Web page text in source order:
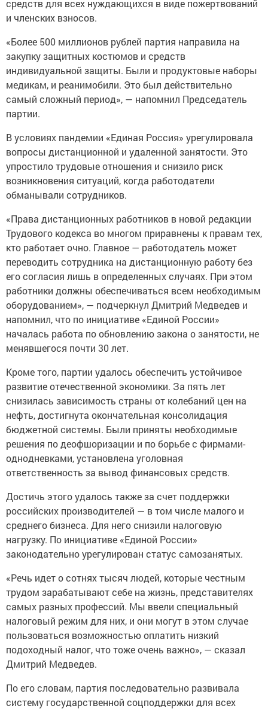
средств для всех нуждающихся в виде пожертвований
и членских взносов.
«Более 500 миллионов рублей партия направила на
закупку защитных костюмов и средств
индивидуальной защиты. Были и продуктовые наборы
медикам, и реанимобили. Это был действительно
самый сложный период», — напомнил Председатель
партии.
В условиях пандемии «Единая Россия» урегулировала
вопросы дистанционной и удаленной занятости. Это
упростило трудовые отношения и снизило риск
возникновения ситуаций, когда работодатели
обманывали сотрудников.
«Права дистанционных работников в новой редакции
Трудового кодекса во многом приравнены к правам тех,
кто работает очно. Главное — работодатель может
переводить сотрудника на дистанционную работу без
его согласия лишь в определенных случаях. При этом
работники должны обеспечиваться всем необходимым
оборудованием», — подчеркнул Дмитрий Медведев и
напомнил, что по инициативе «Единой России»
началась работа по обновлению закона о занятости, не
менявшегося почти 30 лет.
Кроме того, партии удалось обеспечить устойчивое
развитие отечественной экономики. За пять лет
снизилась зависимость страны от колебаний цен на
нефть, достигнута окончательная консолидация
бюджетной системы. Были приняты необходимые
решения по деофшоризации и по борьбе с фирмами-
однодневками, установлена уголовная
ответственность за вывод финансовых средств.
Достичь этого удалось также за счет поддержки
российских производителей — в том числе малого и
среднего бизнеса. Для него снизили налоговую
нагрузку. По инициативе «Единой России»
законодательно урегулирован статус самозанятых.
«Речь идет о сотнях тысяч людей, которые честным
трудом зарабатывают себе на жизнь, представителях
самых разных профессий. Мы ввели специальный
налоговый режим для них, и они могут в этом случае
пользоваться возможностью оплатить низкий
подоходный налог, что тоже очень важно», — сказал
Дмитрий Медведев.
По его словам, партия последовательно развивала
систему государственной соцподдержки для всех